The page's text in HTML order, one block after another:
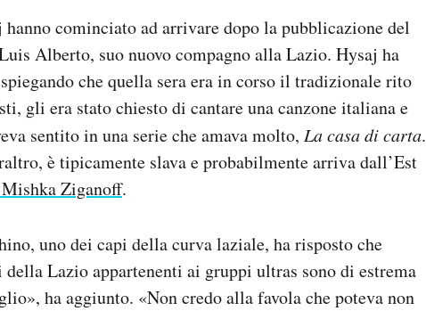
cominciato ad arrivare dopo la pubblicazione del
Alberto, suo nuovo compagno alla Lazio. Hysaj ha
che quella sera era in corso il tradizionale rito
gli era stato chiesto di cantare una canzone italiana e
sentito in una serie che amava molto, La casa di carta.
è tipicamente slava e probabilmente arriva dall’Est
Ziganoff.
uno dei capi della curva laziale, ha risposto che
Lazio appartenenti ai gruppi ultras sono di estrema
ha aggiunto. «Non credo alla favola che poteva non